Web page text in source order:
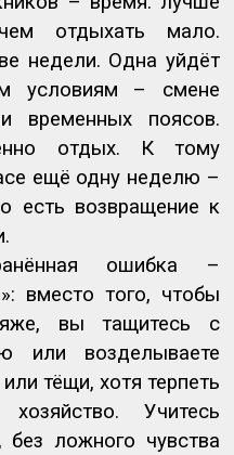
отдыхать мало.
недели. Одна уйдёт
условиям – смене
временных поясов.
отдых. К тому
ещё одну неделю –
есть возвращение к
ошибка –
вместо того, чтобы
вы тащитесь с
или возделываете
тёщи, хотя терпеть
Учитесь
без ложного чувства